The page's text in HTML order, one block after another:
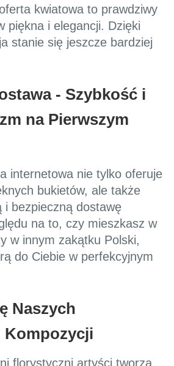
kwiatowa to prawdziwy
piękna i elegancji. Dzięki
stanie się jeszcze bardziej
- Szybkość i
na Pierwszym
internetowa nie tylko oferuje
bukietów, ale także
i bezpieczną dostawę
na to, czy mieszkasz w
w innym zakątku Polski,
do Ciebie w perfekcyjnym
Naszych
Kompozycji
florystyczni artyści tworzą